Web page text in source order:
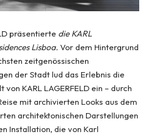
präsentierte die KARL
Lisboa. Vor dem Hintergrund
zeitgenössischen
der Stadt lud das Erlebnis die
von KARL LAGERFELD ein – durch
mit archivierten Looks aus dem
architektonischen Darstellungen
Installation, die von Karl